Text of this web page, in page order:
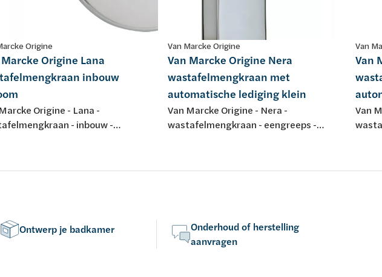
Origine
Origine Lana
inbouw
Origine - Lana -
- inbouw -
Van Marcke Origine
Van Marcke Origine Nera
wastafelmengkraan met
automatische lediging klein
Van Marcke Origine - Nera -
wastafelmengkraan - eengreeps -
2-trapsbinnenwerk - chroom
Van
Van
Van
Ontwerp je badkamer
Onderhoud of herstelling
aanvragen